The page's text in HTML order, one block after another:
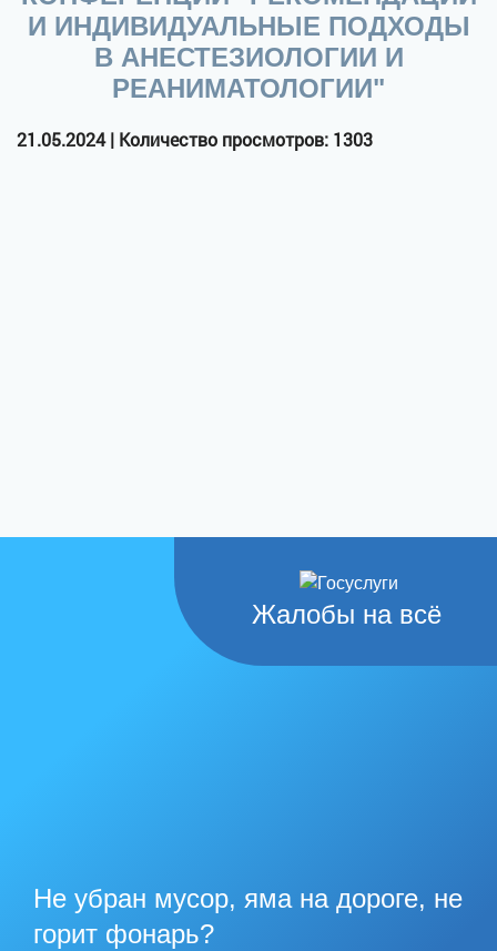
И ИНДИВИДУАЛЬНЫЕ ПОДХОДЫ
В АНЕСТЕЗИОЛОГИИ И
РЕАНИМАТОЛОГИИ"
21.05.2024 | Количество просмотров: 1303
Жалобы на всё
Не убран мусор, яма на дороге, не
горит фонарь?